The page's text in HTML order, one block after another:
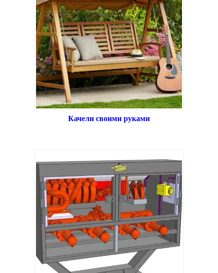
Качели своими руками